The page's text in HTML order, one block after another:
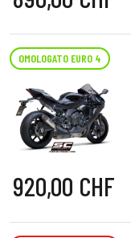
OMOLOGATO EURO 4
920,00 CHF